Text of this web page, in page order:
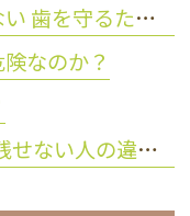
矯正は見た目のためだけじゃない 歯を守るために大切な理由とは？
なのか？
80歳で20本の歯を残せる人、残せない人の違いとは？